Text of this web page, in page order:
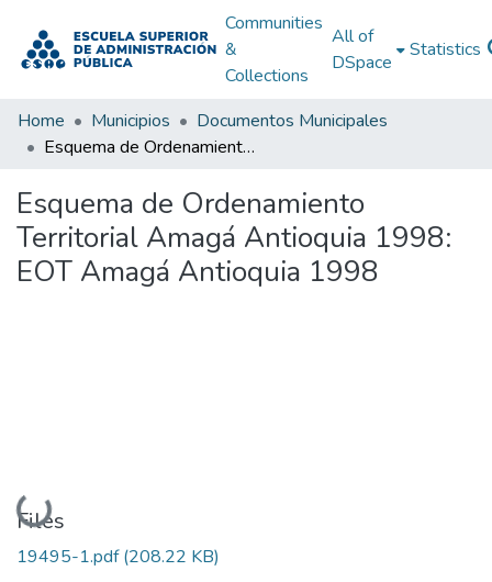
Communities
&
Collections
All of
DSpace
Statistics
Home Municipios
Documentos Municipales
Esquema de Ordenamiento Territorial Amagá Antioquia 1998: EOT Amagá Antioquia 1998
Esquema de Ordenamiento
Territorial Amagá Antioquia 1998:
EOT Amagá Antioquia 1998
Loading...
Files
19495-1.pdf(208.22 KB)